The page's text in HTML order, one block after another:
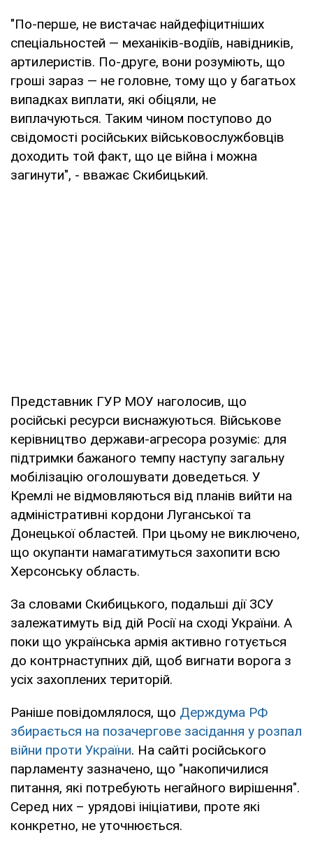
"По-перше, не вистачає найдефіцитніших
спеціальностей — механіків-водіїв, навідників,
артилеристів. По-друге, вони розуміють, що
гроші зараз — не головне, тому що у багатьох
випадках виплати, які обіцяли, не
виплачуються. Таким чином поступово до
свідомості російських військовослужбовців
доходить той факт, що це війна і можна
загинути", - вважає Скибицький.
Представник ГУР МОУ наголосив, що
російські ресурси виснажуються. Військове
керівництво держави-агресора розуміє: для
підтримки бажаного темпу наступу загальну
мобілізацію оголошувати доведеться. У
Кремлі не відмовляються від планів вийти на
адміністративні кордони Луганської та
Донецької областей. При цьому не виключено,
що окупанти намагатимуться захопити всю
Херсонську область.
За словами Скибицького, подальші дії ЗСУ
залежатимуть від дій Росії на сході України. А
поки що українська армія активно готується
до контрнаступних дій, щоб вигнати ворога з
усіх захоплених територій.
Раніше повідомлялося, що Держдума РФ
збирається на позачергове засідання у розпал
війни проти України. На сайті російського
парламенту зазначено, що "накопичилися
питання, які потребують негайного вирішення".
Серед них – урядові ініціативи, проте які
конкретно, не уточнюється.